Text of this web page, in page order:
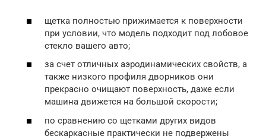
щетка полностью прижимается к поверхности
при условии, что модель подходит под лобовое
стекло вашего авто;
за счет отличных аэродинамических свойств, а
также низкого профиля дворников они
прекрасно очищают поверхность, даже если
машина движется на большой скорости;
по сравнению со щетками других видов
бескаркасные практически не подвержены